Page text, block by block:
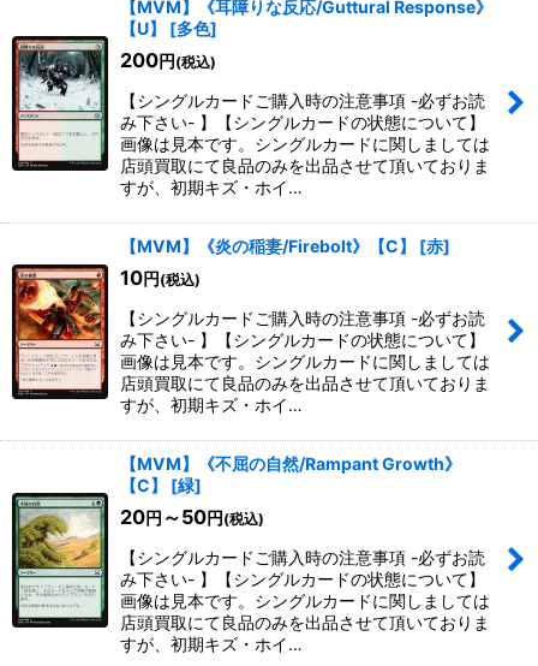
【MVM】《耳障りな反応/Guttural Response》
【U】
[多色]
200円 (税込)
【シングルカードご購入時の注意事項 -必ずお読
み下さい- 】【シングルカードの状態について】
画像は見本です。シングルカードに関しましては
店頭買取にて良品のみを出品させて頂いておりま
すが、初期キズ・ホイ…
【MVM】《炎の稲妻/Firebolt》【C】 [赤]
10円 (税込)
【シングルカードご購入時の注意事項 -必ずお読
み下さい- 】【シングルカードの状態について】
画像は見本です。シングルカードに関しましては
店頭買取にて良品のみを出品させて頂いておりま
すが、初期キズ・ホイ…
【MVM】《不屈の自然/Rampant Growth》
【C】
[緑]
20円 ～50円 (税込)
【シングルカードご購入時の注意事項 -必ずお読
み下さい- 】【シングルカードの状態について】
画像は見本です。シングルカードに関しましては
店頭買取にて良品のみを出品させて頂いておりま
すが、初期キズ・ホイ…